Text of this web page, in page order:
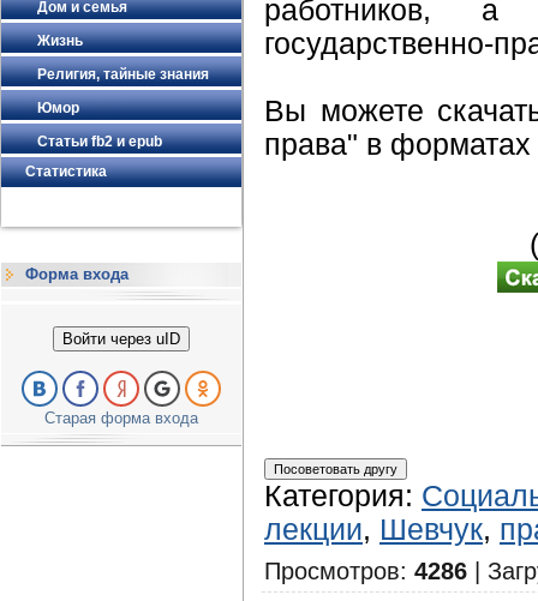
Дом и семья
Жизнь
Религия, тайные знания
Юмор
Статьи fb2 и epub
Статистика
Форма входа
Войти через uID
Старая форма входа
работников,
государственно-
Вы можете
права" в форматах
Категория:
лекции, Шевчук,
Просмотров: 4286